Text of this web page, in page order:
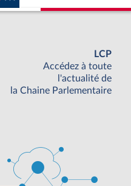
LCP
Accédez à toute
l'actualité de
la Chaine Parlementaire